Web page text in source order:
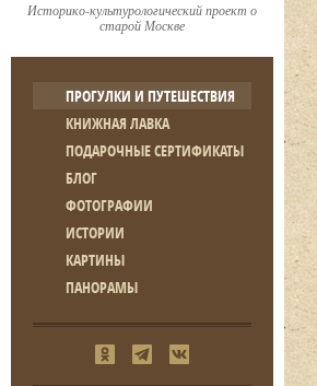
Историко-культурологический проект о
старой Москве
ПРОГУЛКИ И ПУТЕШЕСТВИЯ
КНИЖНАЯ ЛАВКА
ПОДАРОЧНЫЕ СЕРТИФИКАТЫ
БЛОГ
ФОТОГРАФИИ
ИСТОРИИ
КАРТИНЫ
ПАНОРАМЫ